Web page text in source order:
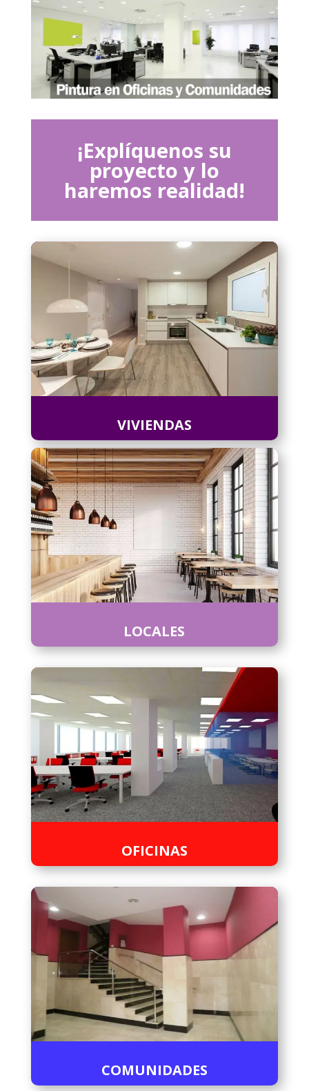
¡Explíquenos su
proyecto y lo
haremos realidad!
VIVIENDAS
LOCALES
OFICINAS
COMUNIDADES